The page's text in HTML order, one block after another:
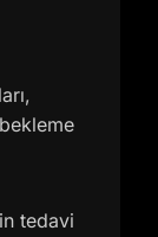
tedavi